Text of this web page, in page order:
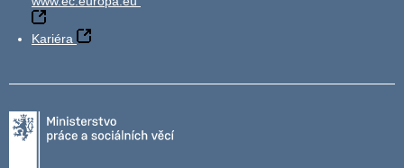
Kariéra